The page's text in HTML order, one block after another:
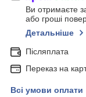
Ви отримаєте
або гроші
Детальніше
Післяплата
Переказ на
Всі умови оплати